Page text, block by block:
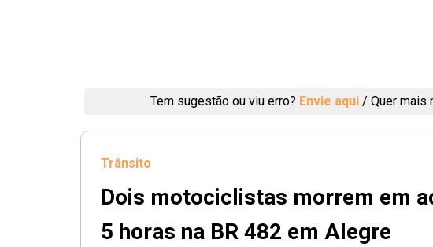
Tem sugestão ou viu erro? Envie aqui / Quer mais
Trânsito
Dois motociclistas morrem em
5 horas na BR 482 em Alegre